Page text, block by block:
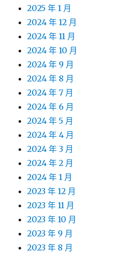
2025 年 1 月
2024 年 12 月
2024 年 11 月
2024 年 10 月
2024 年 9 月
2024 年 8 月
2024 年 7 月
2024 年 6 月
2024 年 5 月
2024 年 4 月
2024 年 3 月
2024 年 2 月
2024 年 1 月
2023 年 12 月
2023 年 11 月
2023 年 10 月
2023 年 9 月
2023 年 8 月